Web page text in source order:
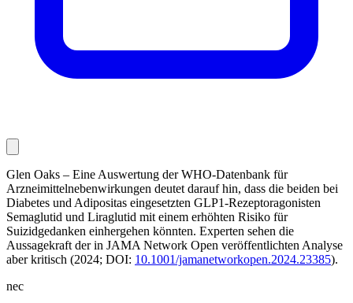
Glen Oaks – Eine Auswertung der WHO-Datenbank für
Arzneimittelnebenwirkungen deutet darauf hin, dass die beiden bei
Diabetes und Adipositas eingesetzten GLP1-Rezeptoragonisten
Semaglutid und Liraglutid mit einem erhöhten Risiko für
Suizidgedanken einhergehen könnten. Experten sehen die
Aussagekraft der in JAMA Network Open veröffentlichten Analyse
aber kritisch (2024; DOI: 10.1001/jamanetworkopen.2024.23385).
nec